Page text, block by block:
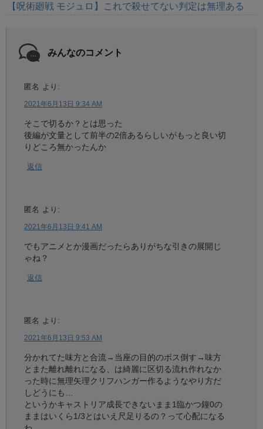
【呪術廻戦 モジュロ】これで殺せてない判定は無理ある
みんなのコメント
匿名 より:
2021年6月13日 9:34 AM
そこで切るか？とは思った
後編が文量として前半の2倍あるらしいがもっと良い切
りどころ無かったんか
返信
匿名 より:
2021年6月13日 9:41 AM
でもアニメとか漫画だったらありがちな引きの展開じ
ゃね？
返信
匿名 より:
2021年6月13日 9:53 AM
分かれてた味方と合流→当座の目的のボス倒す→味方
とまた離れ離れになる、は綺麗に区切る流れ作れなか
った時に無理矢理クリフハンガー作るようなやり方だ
しどうにも…
というかキャストリア成長できないまま1臨かつ鐘0の
ままはいくら1/3とはいえ尺足りるの？って心配になる